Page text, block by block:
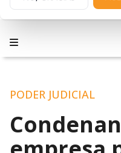
PODER JUDICIAL